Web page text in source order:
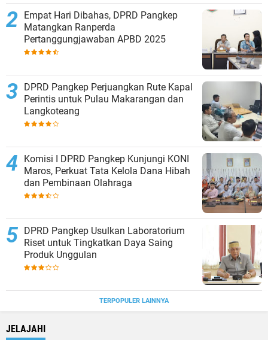
Empat Hari Dibahas, DPRD Pangkep
Matangkan Ranperda
Pertanggungjawaban APBD 2025
DPRD Pangkep Perjuangkan Rute Kapal
Perintis untuk Pulau Makarangan dan
Langkoteang
Komisi I DPRD Pangkep Kunjungi KONI
Maros, Perkuat Tata Kelola Dana Hibah
dan Pembinaan Olahraga
DPRD Pangkep Usulkan Laboratorium
Riset untuk Tingkatkan Daya Saing
Produk Unggulan
TERPOPULER LAINNYA
JELAJAHI